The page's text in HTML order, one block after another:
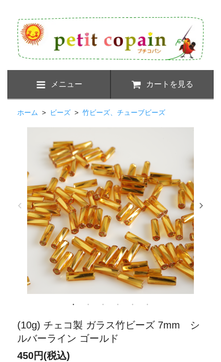
メニュー カートを見る
ホーム > ビーズ > 竹ビーズ、チューブビーズ
(10g) チェコ製 ガラス竹ビーズ 7mm シ
ルバーライン ゴールド
450円(税込)